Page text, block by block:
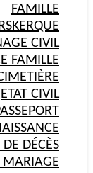
FAMILLE
CIVIL
FAMILLE
ETAT CIVIL
DÉCÈS
MARIAGE